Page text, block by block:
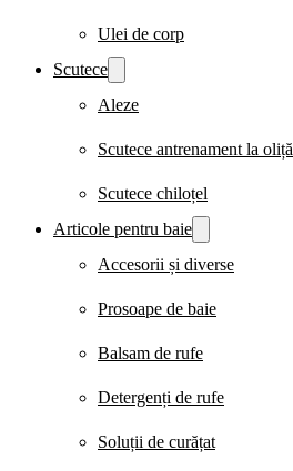
Ulei de corp
Scutece
Aleze
Scutece antrenament la oliță
Scutece chiloțel
Articole pentru baie
Accesorii și diverse
Prosoape de baie
Balsam de rufe
Detergenți de rufe
Soluții de curățat